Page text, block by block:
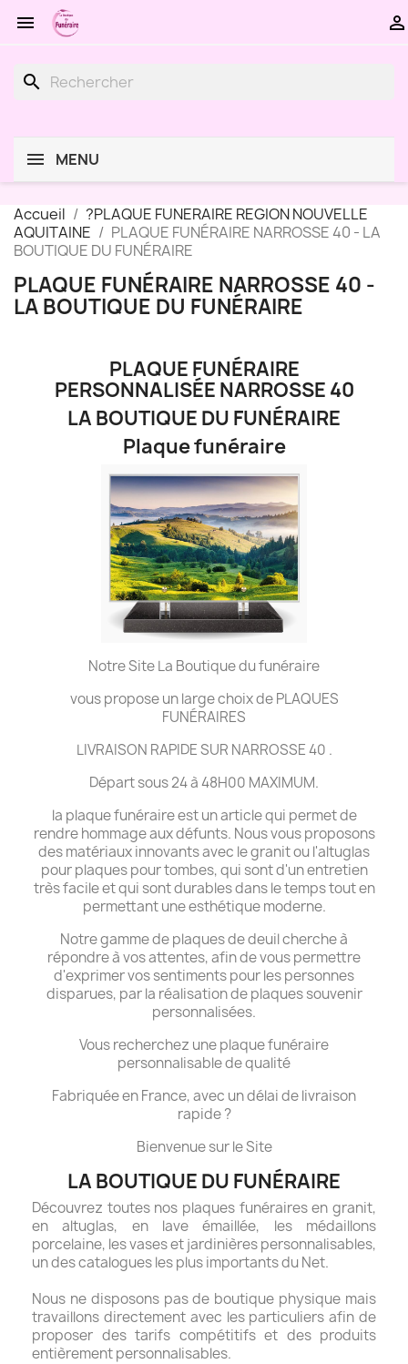
 
search
MENU
Accueil
?PLAQUE FUNERAIRE REGION NOUVELLE
AQUITAINE
PLAQUE FUNÉRAIRE NARROSSE 40 - LA
BOUTIQUE DU FUNÉRAIRE
PLAQUE FUNÉRAIRE NARROSSE 40 -
LA BOUTIQUE DU FUNÉRAIRE
PLAQUE FUNÉRAIRE
PERSONNALISÉE NARROSSE 40
LA BOUTIQUE DU FUNÉRAIRE
Plaque funéraire
Notre Site La Boutique du funéraire
vous propose un large choix de PLAQUES
FUNÉRAIRES
LIVRAISON RAPIDE SUR NARROSSE 40 .
Départ sous 24 à 48H00 MAXIMUM.
la plaque funéraire est un article qui permet de
rendre hommage aux défunts. Nous vous proposons
des matériaux innovants avec le granit ou l'altuglas
pour plaques pour tombes, qui sont d'un entretien
très facile et qui sont durables dans le temps tout en
permettant une esthétique moderne.
Notre gamme de plaques de deuil cherche à
répondre à vos attentes, afin de vous permettre
d'exprimer vos sentiments pour les personnes
disparues, par la réalisation de plaques souvenir
personnalisées.
Vous recherchez une plaque funéraire
personnalisable de qualité
Fabriquée en France, avec un délai de livraison
rapide ?
Bienvenue sur le Site
LA BOUTIQUE DU FUNÉRAIRE
Découvrez toutes nos plaques funéraires en granit,
en altuglas, en lave émaillée, les médaillons
porcelaine, les vases et jardinières personnalisables,
un des catalogues les plus importants du Net.
Nous ne disposons pas de boutique physique mais
travaillons directement avec les particuliers afin de
proposer des tarifs compétitifs et des produits
entièrement personnalisables.